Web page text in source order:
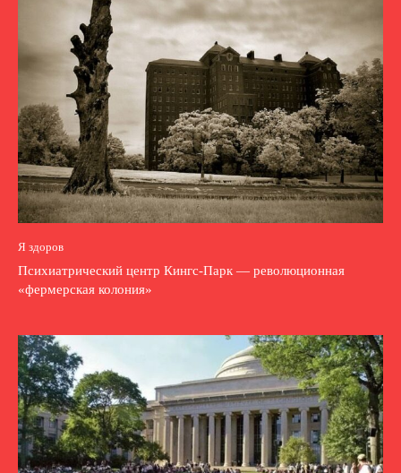
Я здоров
Психиатрический центр Кингс-Парк — революционная
«фермерская колония»